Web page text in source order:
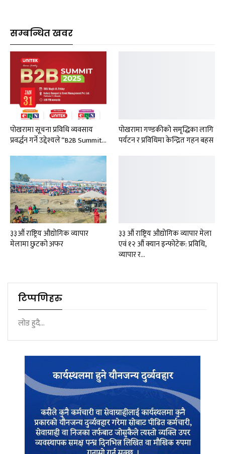
सम्बन्धित खवर
पोखरामा सूचना प्रविधि व्यवसाय
प्रवर्द्धन गर्ने उद्देश्यले “B2B Summit…
पोखरामा गण्डकीको समृद्धिका लागि
पर्यटन र प्रविधिमा केन्द्रित गहन बहस
३३औं राष्ट्रिय औद्योगिक व्यापार
मेलामा छुटको अफर
३३ औं राष्ट्रिय औद्योगिक व्यापार मेला
एवं १२ औं क्यान इन्फोटेक: प्रविधि,
व्यापार र…
टिप्पणिहरु
लोड हुदै...